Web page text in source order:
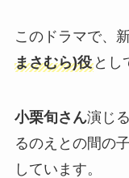
このドラマで、
まさむら)役とし
小栗旬さん演じ
るのえとの間の
しています。